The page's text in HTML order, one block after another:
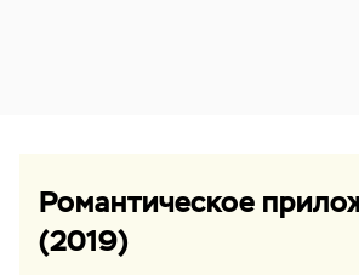
Романтическое
(2019)